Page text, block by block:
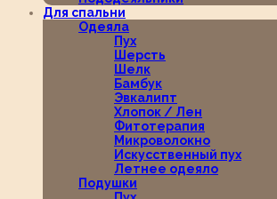
Для спальни
Одеяла
Пух
Шерсть
Шелк
Бамбук
Эвкалипт
Хлопок / Лен
Фитотерапия
Микроволокно
Искусственный пух
Летнее одеяло
Подушки